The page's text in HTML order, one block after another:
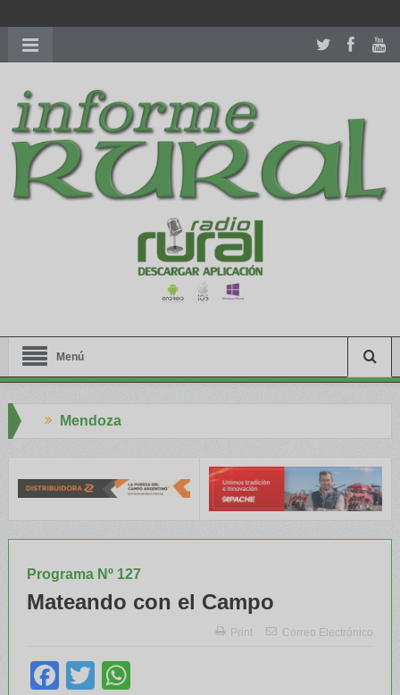
richardmillereplica
women.patekphilippe.tofor sale in usa recognized command with
dining room table ceremony. welcome to our
perfectwatches.is
shop. best youngsexdoll.comwith professional customer
services. 1: 1 design high
https://reallydiamond.com/
Menú
Programa Nº 127
Mateando con el Campo
Print Correo Electrónico
Facebook
Twitter